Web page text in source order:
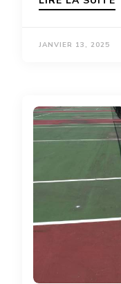
JANVIER 13, 2025